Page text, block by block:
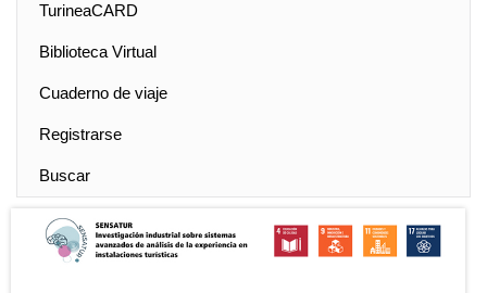
TurineaCARD
Biblioteca Virtual
Cuaderno de viaje
Registrarse
Buscar